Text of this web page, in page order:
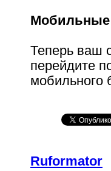
Мобильные
Теперь ваш
перейдите
мобильного
Ruformator